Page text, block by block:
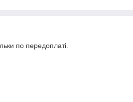
по передоплаті.